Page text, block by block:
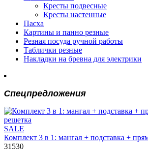
Кресты подвесные
Кресты настенные
Пасха
Картины и панно резные
Резная посуда ручной работы
Таблички резные
Накладки на бревна для электрики
Спецпредложения
SALE
Комплект 3 в 1: мангал + подставка +
31530